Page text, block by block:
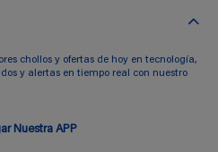
chollos y ofertas de hoy en tecnología,
y alertas en tiempo real con nuestro
Nuestra APP